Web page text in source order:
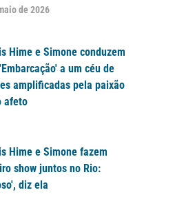
de 2026
Hime e Simone conduzem
a um céu de
amplificadas pela paixão
afeto
Hime e Simone fazem
show juntos no Rio:
diz ela